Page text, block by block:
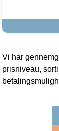
Vi har
prisniveau,